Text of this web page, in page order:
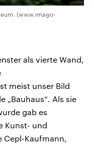
(www.imago-
als vierte Wand,
meist unser Bild
„Bauhaus“. Als sie
gab es
Kunst- und
Cepl-Kaufmann,